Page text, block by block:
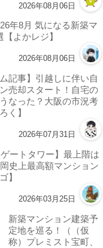
2026年08月06日
年8月 気になる新築マ
【よかレジ】
2026年08月06日
記事】引越しに伴い自
売却スタート！自宅の
なった？大阪の市況考
く】
2026年07月31日
ゲートタワー】最上階は
史上最高額マンション
】
2026年03月25日
新築マンション建築予
定地を巡る！（（仮
称）プレミスト宝町、